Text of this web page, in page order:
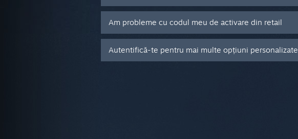
Am probleme cu codul meu de activare din retail
Autentifică-te pentru mai multe opțiuni personalizate